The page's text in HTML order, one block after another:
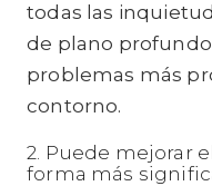
todas las
de plano
problemas más
contorno.
2. Puede mejorar
forma más